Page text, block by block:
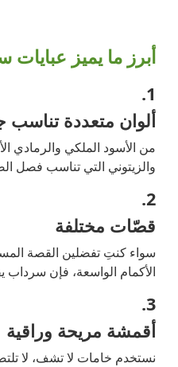
أبرز ما يميز
1.
ألوان متعددة تناسب
من الأسود الملكي والرمادي
والزيتوني التي تناسب فصل
2.
قصّات مختلفة
سواء كنتِ تفضلين القصة
الأكمام الواسعة، فإن سرداب
3.
أقمشة مريحة وراقية
نستخدم خامات لا تشف، لا